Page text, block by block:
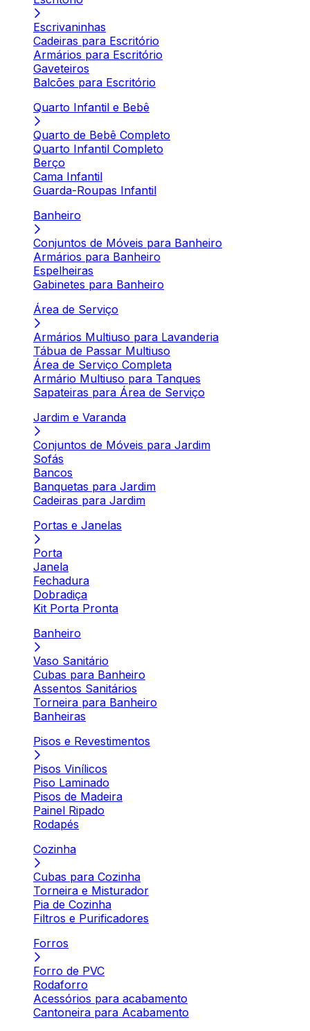
Escrivaninhas
Cadeiras para Escritório
Armários para Escritório
Gaveteiros
Balcões para Escritório
Quarto Infantil e Bebê
Quarto de Bebê Completo
Quarto Infantil Completo
Berço
Cama Infantil
Guarda-Roupas Infantil
Banheiro
Conjuntos de Móveis para Banheiro
Armários para Banheiro
Espelheiras
Gabinetes para Banheiro
Área de Serviço
Armários Multiuso para Lavanderia
Tábua de Passar Multiuso
Área de Serviço Completa
Armário Multiuso para Tanques
Sapateiras para Área de Serviço
Jardim e Varanda
Conjuntos de Móveis para Jardim
Sofás
Bancos
Banquetas para Jardim
Cadeiras para Jardim
Portas e Janelas
Porta
Janela
Fechadura
Dobradiça
Kit Porta Pronta
Banheiro
Vaso Sanitário
Cubas para Banheiro
Assentos Sanitários
Torneira para Banheiro
Banheiras
Pisos e Revestimentos
Pisos Vinílicos
Piso Laminado
Pisos de Madeira
Painel Ripado
Rodapés
Cozinha
Cubas para Cozinha
Torneira e Misturador
Pia de Cozinha
Filtros e Purificadores
Forros
Forro de PVC
Rodaforro
Acessórios para acabamento
Cantoneira para Acabamento